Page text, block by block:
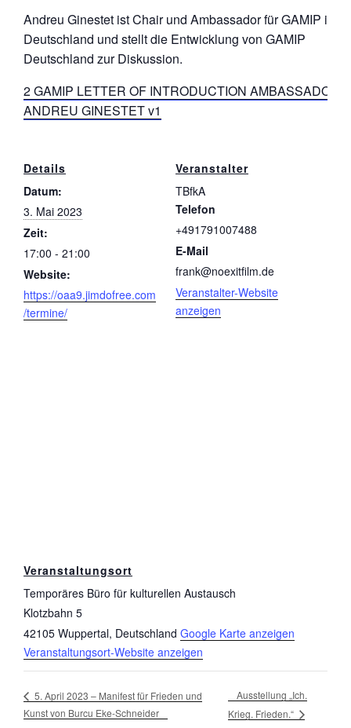
Andreu Ginestet ist Chair und Ambassador für GAMIP in
Deutschland und stellt die Entwicklung von GAMIP
Deutschland zur Diskussion.
2 GAMIP LETTER OF INTRODUCTION AMBASSADOR
ANDREU GINESTET v1
Details
Datum:
3. Mai 2023
Zeit:
17:00 - 21:00
Website:
https://oaa9.jimdofree.com
/termine/
Veranstalter
TBfkA
Telefon
+491791007488
E-Mail
frank@noexitfilm.de
Veranstalter-Website
anzeigen
Veranstaltungsort
Temporäres Büro für kulturellen Austausch
Klotzbahn 5
42105 Wuppertal, Deutschland Google Karte anzeigen
Veranstaltungsort-Website anzeigen
5. April 2023 – Manifest für Frieden und
Kunst von Burcu Eke-Schneider
Ausstellung „Ich.
Krieg. Frieden.“